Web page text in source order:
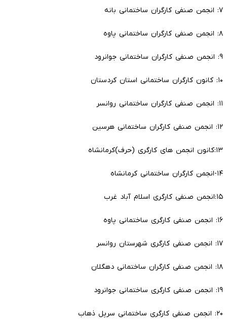
۷: انجمن صنفی کارگران ساختمانی بانه
۸: انجمن صنفی کارگران ساختمانی پاوه
۹: انجمن صنفی کارگران ساختمانی جوانرود
۱۰: کانون کارگران ساختمانی استان کردستان
۱۱: انجمن صنفی کارگران ساختمانی روانسر
۱۲: انجمن صنفی کارگران ساختمانی هرسین
۱۳:کانون انجمن های کارگری (حرف)کرمانشاه
۱۴-انجمن کارگران ساختمانی کرمانشاه
۱۵:انجمن صنفی کارگری اسلام آباد غرب
۱۶: انجمن صنفی کارگری ساختمانی پاوه
۱۷: انجمن صنفی کارگری شهرستان روانسر
۱۸: انجمن صنفی کارگران ساختمانی دهگلان
۱۹: انجمن صنفی کارگری ساختمانی جوانرود
۲۰: انجمن صنفی کارگری ساختمانی سرپل ذهاب